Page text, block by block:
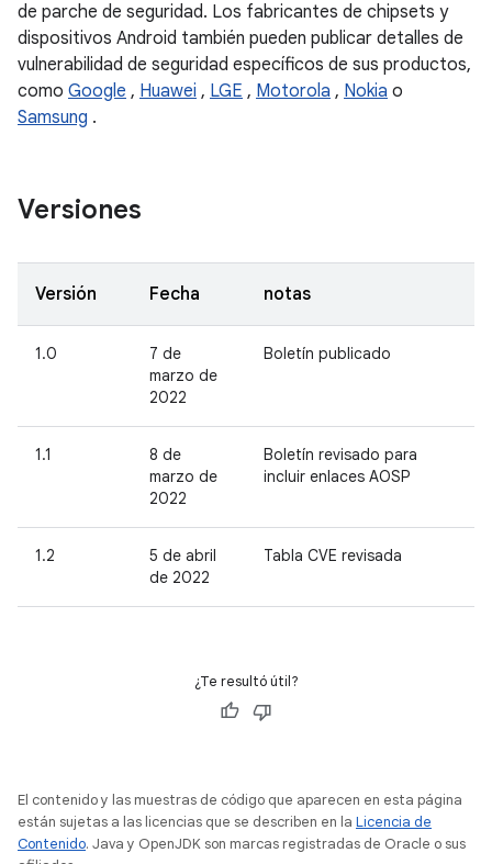
de parche de seguridad. Los fabricantes de chipsets y
dispositivos Android también pueden publicar detalles de
vulnerabilidad de seguridad específicos de sus productos,
como Google , Huawei , LGE , Motorola , Nokia o
Samsung .
Versiones
Versión Fecha notas
1.0
7 de
marzo de
2022
Boletín publicado
1.1
8 de
marzo de
2022
Boletín revisado para
incluir enlaces AOSP
1.2
5 de abril
de 2022
Tabla CVE revisada
¿Te resultó útil?
El contenido y las muestras de código que aparecen en esta página
están sujetas a las licencias que se describen en la Licencia de
Contenido. Java y OpenJDK son marcas registradas de Oracle o sus